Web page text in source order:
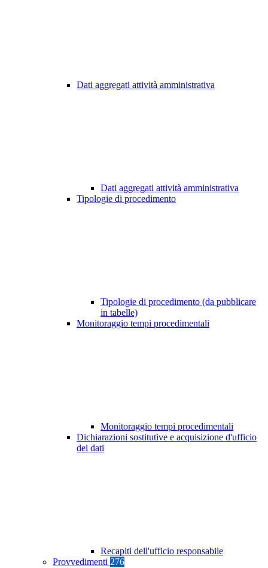
Dati aggregati attività amministrativa
Dati aggregati attività amministrativa
Tipologie di procedimento
Tipologie di procedimento (da pubblicare
in tabelle)
Monitoraggio tempi procedimentali
Monitoraggio tempi procedimentali
Dichiarazioni sostitutive e acquisizione d'ufficio
dei dati
Recapiti dell'ufficio responsabile
Provvedimenti 276